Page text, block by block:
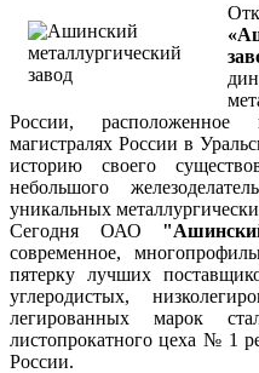
России, расположенное
магистралях России в
историю своего
небольшого
уникальных
Сегодня ОАО
современное,
пятерку лучших
углеродистых,
легированных марок
листопрокатного цеха № 1
России.